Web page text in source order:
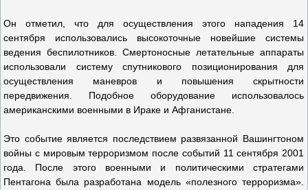
Он отметил, что для осуществления этого нападения 14
сентября использовались высокоточные новейшие системы
ведения беспилотников. Смертоносные летательные аппараты
использовали систему спутникового позиционирования для
осуществления маневров и повышения скрытности
передвижения. Подобное оборудование использовалось
американскими военными в Ираке и Афганистане.
Это событие является последствием развязанной Вашингтоном
войны с мировым терроризмом после событий 11 сентября 2001
года. После этого военными и политическими стратегами
Пентагона была разработана модель «полезного терроризма».